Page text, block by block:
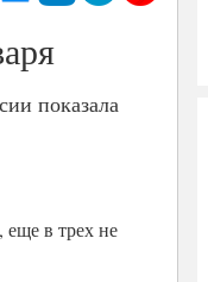
показала
в трех не